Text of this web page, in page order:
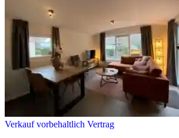
Verkauf vorbehaltlich Vertrag